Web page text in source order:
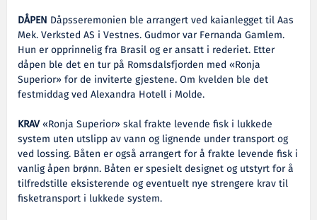
DÅPEN Dåpsseremonien ble arrangert ved kaianlegget til Aas
Mek. Verksted AS i Vestnes. Gudmor var Fernanda Gamlem.
Hun er opprinnelig fra Brasil og er ansatt i rederiet. Etter
dåpen ble det en tur på Romsdalsfjorden med «Ronja
Superior» for de inviterte gjestene. Om kvelden ble det
festmiddag ved Alexandra Hotell i Molde.
KRAV«Ronja Superior» skal frakte levende fisk i lukkede
system uten utslipp av vann og lignende under transport og
ved lossing. Båten er også arrangert for å frakte levende fisk i
vanlig åpen brønn. Båten er spesielt designet og utstyrt for å
tilfredstille eksisterende og eventuelt nye strengere krav til
fisketransport i lukkede system.